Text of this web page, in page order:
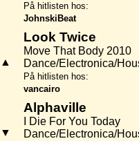
På hitlisten hos:
JohnskiBeat
▲
Look Twice
Move That Body 2010
Dance/Electronica/
På hitlisten hos:
vancairo
▼
Alphaville
I Die For You Today
Dance/Electronica/